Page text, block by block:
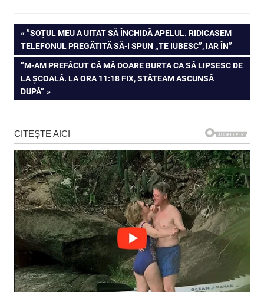
Navigare
în
articole
PREVIOUS
POST:
”SOȚUL MEU A UITAT SĂ ÎNCHIDĂ APELUL. RIDICASEM
TELEFONUL PREGĂTITĂ SĂ-I SPUN „TE IUBESC”, IAR ÎN”
NEXT
POST:
”M-AM PREFĂCUT CĂ MĂ DOARE BURTA CA SĂ LIPSESC DE
LA ȘCOALĂ. LA ORA 11:18 FIX, STĂTEAM ASCUNSĂ
DUPĂ”